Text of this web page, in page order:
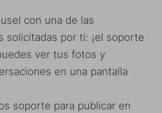
con una de las
solicitadas por ti: ¡el soporte
ver tus fotos y
en una pantalla
soporte para publicar en